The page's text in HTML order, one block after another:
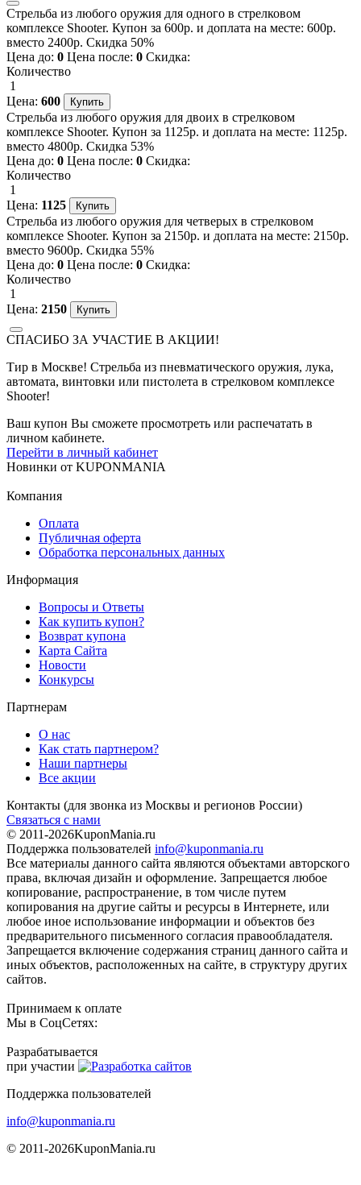
Стрельба из любого оружия для одного в стрелковом
комплексе Shooter. Купон за 600р. и доплата на месте: 600р.
вместо 2400р. Скидка 50%
Цена до: 0 Цена после: 0 Скидка:
Количество
1
Цена: 600
Стрельба из любого оружия для двоих в стрелковом
комплексе Shooter. Купон за 1125р. и доплата на месте: 1125р.
вместо 4800р. Скидка 53%
Цена до: 0 Цена после: 0 Скидка:
Количество
1
Цена: 1125
Стрельба из любого оружия для четверых в стрелковом
комплексе Shooter. Купон за 2150р. и доплата на месте: 2150р.
вместо 9600р. Скидка 55%
Цена до: 0 Цена после: 0 Скидка:
Количество
1
Цена: 2150
СПАСИБО ЗА УЧАСТИЕ В АКЦИИ!
Тир в Москве! Стрельба из пневматического оружия, лука,
автомата, винтовки или пистолета в стрелковом комплексе
Shooter!
Ваш купон Вы сможете просмотреть или распечатать в
личном кабинете.
Перейти в личный кабинет
Новинки от KUPONMANIA
Компания
Оплата
Публичная оферта
Обработка персональных данных
Информация
Вопросы и Ответы
Как купить купон?
Возврат купона
Карта Сайта
Новости
Конкурсы
Партнерам
О нас
Как стать партнером?
Наши партнеры
Все акции
Контакты (для звонка из Москвы и регионов России)
Связаться с нами
© 2011-2026KuponMania.ru
Поддержка пользователей info@kuponmania.ru
Все материалы данного сайта являются объектами авторского
права, включая дизайн и оформление. Запрещается любое
копирование, распространение, в том числе путем
копирования на другие сайты и ресурсы в Интернете, или
любое иное использование информации и объектов без
предварительного письменного согласия правообладателя.
Запрещается включение содержания страниц данного сайта и
иных объектов, расположенных на сайте, в структуру других
сайтов.
Принимаем к оплате
Мы в СоцСетях:
Разрабатывается
при участии
Поддержка пользователей
info@kuponmania.ru
© 2011-2026KuponMania.ru